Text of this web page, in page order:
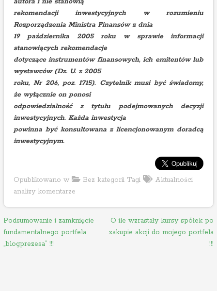
rekomendacji inwestycyjnych w rozumieniu
Rozporządzenia Ministra Finansów z dnia
19 października 2005 roku w sprawie informacji
stanowiących rekomendacje
dotyczące instrumentów finansowych, ich emitentów lub
wystawców (Dz. U. z 2005
roku, Nr 206, poz. 1715). Czytelnik musi być świadomy,
że wyłącznie on ponosi
odpowiedzialność z tytułu podejmowanych decyzji
inwestycyjnych. Każda inwestycja
powinna być konsultowana z licencjonowanym doradcą
inwestycyjnym.
Opublikowano w Bez kategorii Tagi
Aktualności
analizy komentarze
N
a
Podsumowanie i zamknięcie
fundamentalnego portfela
„blogprezesa” !!!
O ile wzrastały kursy spółek po
zakupie akcji do mojego portfela
!!!